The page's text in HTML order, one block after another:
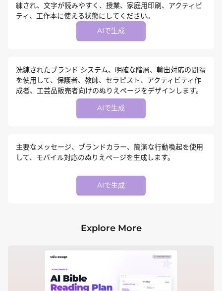
練され、文字が読みやすく、授業、家庭用印刷、アクティビ
ティ、工作本に使える状態にしてください。
AIで生成
洗練されたブランド システム、明確な階層、輸出対応の間隔
を使用して、保護者、教師、セラピスト、アクティビティ作
成者、工芸品販売者向けのぬりえページをデザインします。
AIで生成
主要なメッセージ、ブランドカラー、簡潔な行動喚起を使用
して、モバイル対応のぬりえページを生成します。
AIで生成
Explore More